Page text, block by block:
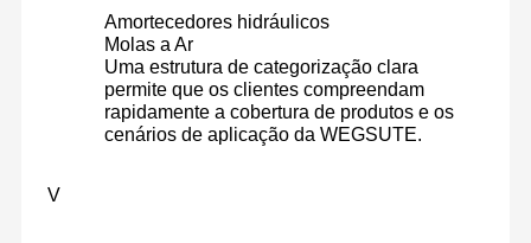
Amortecedores hidráulicos
Molas a Ar
Uma estrutura de categorização clara
permite que os clientes compreendam
rapidamente a cobertura de produtos e os
cenários de aplicação da WEGSUTE.
V